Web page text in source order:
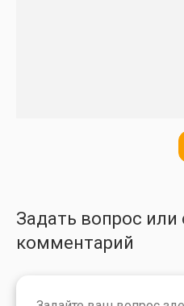
Задать вопрос или
комментарий